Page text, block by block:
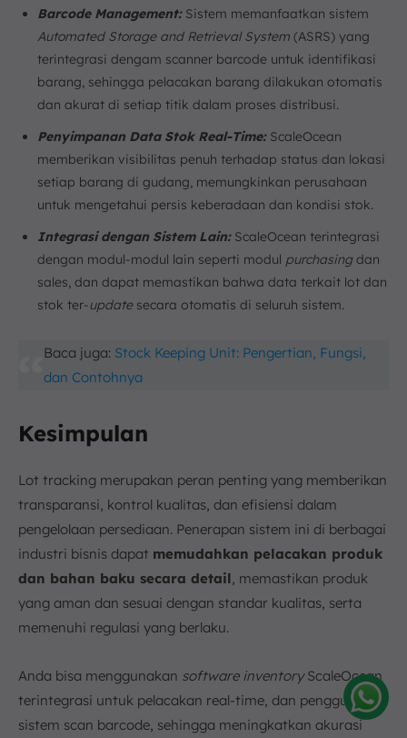
Barcode Management: Sistem memanfaatkan sistem
Automated Storage and Retrieval System (ASRS) yang
terintegrasi dengam scanner barcode untuk identifikasi
barang, sehingga pelacakan barang dilakukan otomatis
dan akurat di setiap titik dalam proses distribusi.
Penyimpanan Data Stok Real-Time:ScaleOcean
memberikan visibilitas penuh terhadap status dan lokasi
setiap barang di gudang, memungkinkan perusahaan
untuk mengetahui persis keberadaan dan kondisi stok.
Integrasi dengan Sistem Lain:ScaleOcean terintegrasi
dengan modul-modul lain seperti modul purchasingdan
sales, dan dapat memastikan bahwa data terkait lot dan
stok ter-updatesecara otomatis di seluruh sistem.
Baca juga: Stock Keeping Unit: Pengertian, Fungsi,
dan Contohnya
Kesimpulan
Lot tracking merupakan peran penting yang memberikan
transparansi, kontrol kualitas, dan efisiensi dalam
pengelolaan persediaan. Penerapan sistem ini di berbagai
industri bisnis dapat memudahkan pelacakan produk
dan bahan baku secara detail, memastikan produk
yang aman dan sesuai dengan standar kualitas, serta
memenuhi regulasi yang berlaku.
Anda bisa menggunakan software inventoryScaleOcean
terintegrasi untuk pelacakan real-time, dan penggunaan
sistem scan barcode, sehingga meningkatkan akurasiAmelia